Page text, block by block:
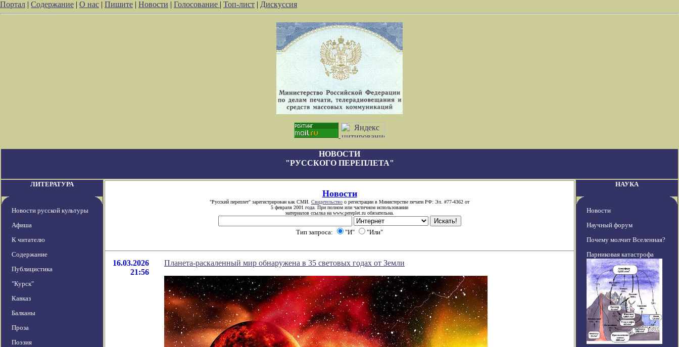
Портал | Содержание | О нас | Пишите | Новости | Голосование | Топ-лист | Дискуссия
НОВОСТИ
"РУССКОГО ПЕРЕПЛЕТА"
ЛИТЕРАТУРА
Новости русской культуры
Афиша
К читателю
Содержание
Публицистика
"Курск"
Кавказ
Балканы
Проза
Поэзия
Новости
"Русский переплет" зарегистрирован как СМИ. Свидетельство о регистрации в Министерстве печати РФ: Эл. #77-4362 от
5 февраля 2001 года. При полном или частичном использовании
материалов ссылка на www.pereplet.ru обязательна.
Тип запроса: "И" "Или"
16.03.2026
21:56
Планета-раскаленный мир обнаружена в 35 световых годах от Земли
НАУКА
Новости
Научный форум
Почему молчит Вселенная?
Парниковая катастрофа